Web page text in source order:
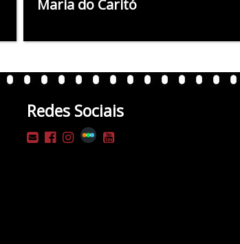
Maria do Caritó
Redes Sociais